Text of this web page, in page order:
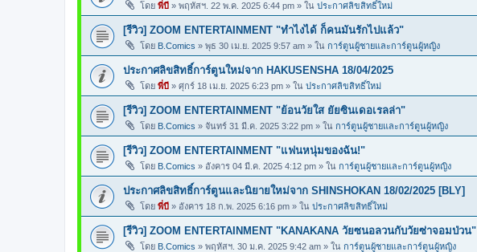
โดย พี่บี » พฤหัสฯ. 22 พ.ค. 2025 6:44 pm » ใน ประกาศลิขสิทธิ์ใหม่
[รีวิว] ZOOM ENTERTAINMENT "ทำไงได้ ก็คนมันรักไปแล้ว"
โดย B.Comics » พุธ 30 เม.ย. 2025 9:57 am » ใน การ์ตูนผู้ชายและการ์ตูนผู้หญิง
ประกาศลิขสิทธิ์การ์ตูนใหม่จาก HAKUSENSHA 18/04/2025
โดย พี่บี » ศุกร์ 18 เม.ย. 2025 6:23 pm » ใน ประกาศลิขสิทธิ์ใหม่
[รีวิว] ZOOM ENTERTAINMENT "ย้อนวัยใส ยัยซินเดอเรลล่า"
โดย B.Comics » จันทร์ 31 มี.ค. 2025 3:22 pm » ใน การ์ตูนผู้ชายและการ์ตูนผู้หญิง
[รีวิว] ZOOM ENTERTAINMENT "แฟนหนุ่มของฉัน!"
โดย B.Comics » อังคาร 04 มี.ค. 2025 4:12 pm » ใน การ์ตูนผู้ชายและการ์ตูนผู้หญิง
ประกาศลิขสิทธิ์การ์ตูนและนิยายใหม่จาก SHINSHOKAN 18/02/2025 [BLY]
โดย พี่บี » อังคาร 18 ก.พ. 2025 6:16 pm » ใน ประกาศลิขสิทธิ์ใหม่
[รีวิว] ZOOM ENTERTAINMENT "KANAKANA วัยซนอลวนกับวัยซ่าจอมป่วน"
โดย B.Comics » พฤหัสฯ. 30 ม.ค. 2025 9:42 am » ใน การ์ตูนผู้ชายและการ์ตูนผู้หญิง